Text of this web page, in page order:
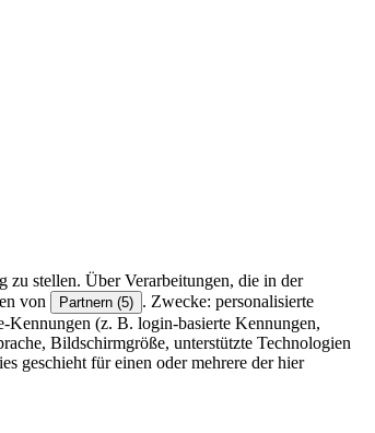
stellen. Über Verarbeitungen, die in der
von Partnern (5) . Zwecke: personalisierte
Kennungen (z. B. login-basierte Kennungen,
Bildschirmgröße, unterstützte Technologien
geschieht für einen oder mehrere der hier